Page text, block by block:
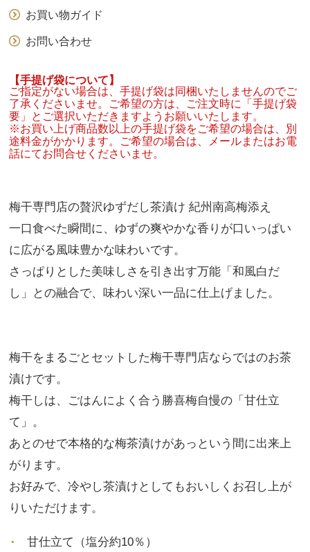
お買い物ガイド
お問い合わせ
【手提げ袋について】
ご指定がない場合は、手提げ袋は同梱いたしませんのでご
了承くださいませ。ご希望の方は、ご注文時に「手提げ袋
要」とご選択いただきますようお願いいたします。
※お買い上げ商品数以上の手提げ袋をご希望の場合は、別
途料金がかかります。ご希望の場合は、メールまたはお電
話にてお問合せくださいませ。
梅干専門店の贅沢ゆずだし茶漬け 紀州南高梅添え
一口食べた瞬間に、ゆずの爽やかな香りが口いっぱい
に広がる風味豊かな味わいです。
さっぱりとした美味しさを引き出す万能「和風白だ
し」との融合で、味わい深い一品に仕上げました。
梅干をまるごとセットした梅干専門店ならではのお茶
漬けです。
梅干しは、ごはんによく合う勝喜梅自慢の「甘仕立
て」。
あとのせで本格的な梅茶漬けがあっという間に出来上
がります。
お好みで、冷やし茶漬けとしてもおいしくお召し上が
りいただけます。
甘仕立て（塩分約10％）